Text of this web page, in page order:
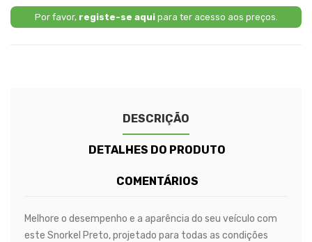
Por favor, registe-se aquipara ter acesso aos preços.
DESCRIÇÃO
DETALHES DO PRODUTO
COMENTÁRIOS
Melhore o desempenho e a aparência do seu veículo com
este Snorkel Preto, projetado para todas as condições